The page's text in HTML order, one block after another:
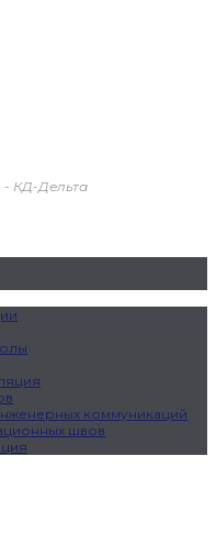
- КД-Дельта
коммуникаций
швов